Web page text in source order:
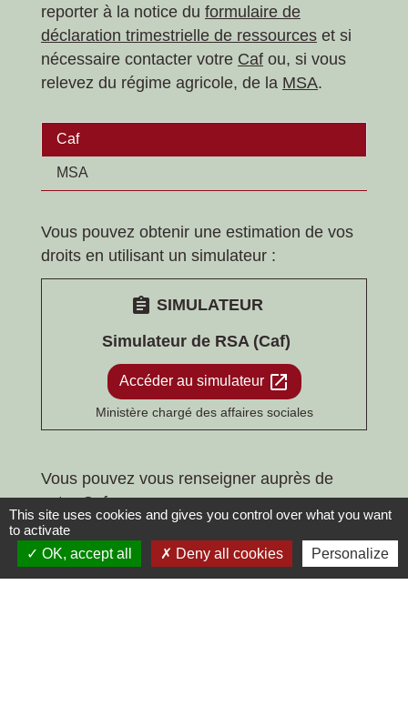
reporter à la notice du formulaire de
déclaration trimestrielle de ressources et si
nécessaire contacter votre Caf ou, si vous
relevez du régime agricole, de la MSA.
Caf
MSA
Vous pouvez obtenir une estimation de vos
droits en utilisant un simulateur :
assignment SIMULATEUR
Simulateur de RSA (Caf)
Accéder au simulateur open_in_new
Ministère chargé des affaires sociales
Vous pouvez vous renseigner auprès de
votre Caf :
Où s’adresser ?
arrow_rightCaisse d'allocations familiales (Caf)
This site uses cookies and gives you control over what you want
to activate
OK, accept all
Deny all cookies Personalize